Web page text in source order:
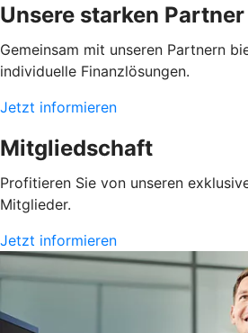
Unsere starken Partner
Gemeinsam mit unseren Partnern
individuelle Finanzlösungen.
Jetzt informieren
Mitgliedschaft
Profitieren Sie von unseren
Mitglieder.
Jetzt informieren